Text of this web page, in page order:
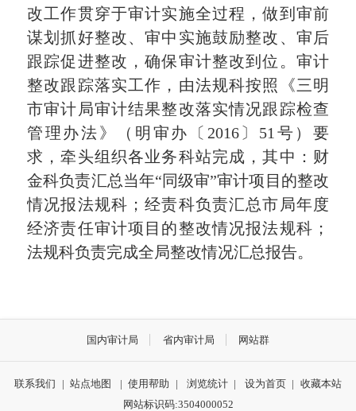
改工作贯穿于审计实施全过程，做到审前
谋划抓好整改、审中实施鼓励整改、审后
跟踪促进整改，确保审计整改到位。 审计
整改跟踪落实工作，由法规科按照《三明
市审计局审计结果整改落实情况跟踪检查
管理办法》（明审办〔 2016〕 51 号）要
求，牵头组织各业务科站完成，其中：财
金科负责汇总当年“同级审”审计项目的整改
情况报法规科；经责科负责汇总市局年度
经济责任审计项目的整改情况报法规科；
法规科负责完成全局整改情况汇总报告。
国内审计局 省内审计局 网站群
联系我们 | 站点地图 | 使用帮助 | 浏览统计 | 设为首页 | 收藏本站
网站标识码:3504000052